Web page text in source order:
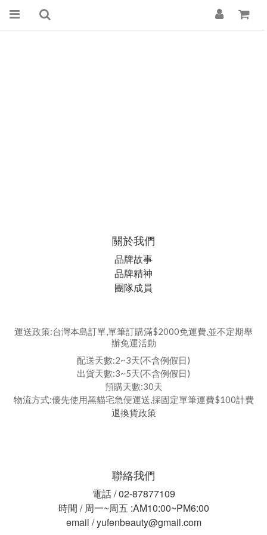
關於我們
品牌故事
品牌精神
團隊成員
運送政策:台灣本島訂單,單筆訂購滿$2000免運費,並不定期舉
辦免運活動
配送天數:2~3天(不含例假日)
出貨天數:3~5天(不含例假日)
預購天數:30天
物流方式:優先使用黑貓宅急便運送,採固定單筆運費$100計費
退換貨政策
聯絡我們
電話 / 02-87877109
時間 / 周一~周五 :AM10:00~PM6:00
email / yufenbeauty@gmail.com